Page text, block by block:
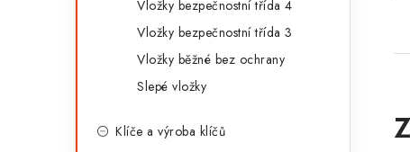
Vložky bezpečnostní třída 4
Vložky bezpečnostní třída 3
Vložky běžné bez ochrany
Slepé vložky
Klíče a výroba klíčů